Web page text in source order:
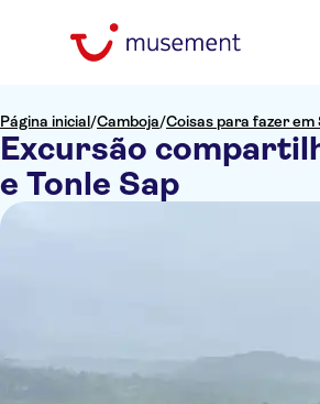
Página inicial/Camboja/Coisas para fazer em
Excursão
e Tonle Sap